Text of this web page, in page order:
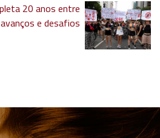
20 anos entre
avanços e desafios